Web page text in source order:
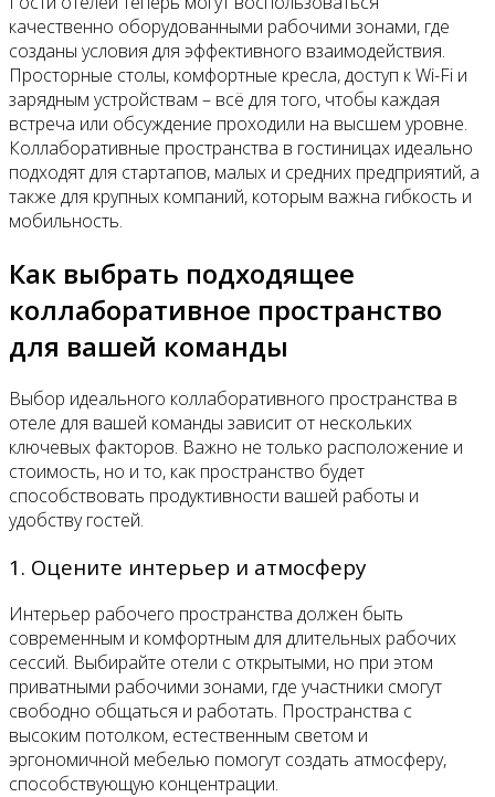
качественно оборудованными рабочими зонами, где
созданы условия для эффективного взаимодействия.
Просторные столы, комфортные кресла, доступ к Wi-Fi и
зарядным устройствам – всё для того, чтобы каждая
встреча или обсуждение проходили на высшем уровне.
Коллаборативные пространства в гостиницах идеально
подходят для стартапов, малых и средних предприятий, а
также для крупных компаний, которым важна гибкость и
мобильность.
Как выбрать подходящее
коллаборативное пространство
для вашей команды
Выбор идеального коллаборативного пространства в
отеле для вашей команды зависит от нескольких
ключевых факторов. Важно не только расположение и
стоимость, но и то, как пространство будет
способствовать продуктивности вашей работы и
удобству гостей.
1. Оцените интерьер и атмосферу
Интерьер рабочего пространства должен быть
современным и комфортным для длительных рабочих
сессий. Выбирайте отели с открытыми, но при этом
приватными рабочими зонами, где участники смогут
свободно общаться и работать. Пространства с
высоким потолком, естественным светом и
эргономичной мебелью помогут создать атмосферу,
способствующую концентрации.